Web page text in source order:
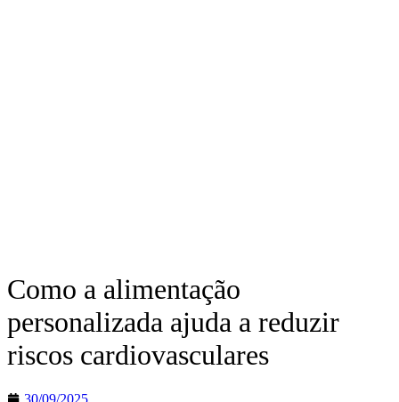
Como a alimentação
personalizada ajuda a reduzir
riscos cardiovasculares
30/09/2025